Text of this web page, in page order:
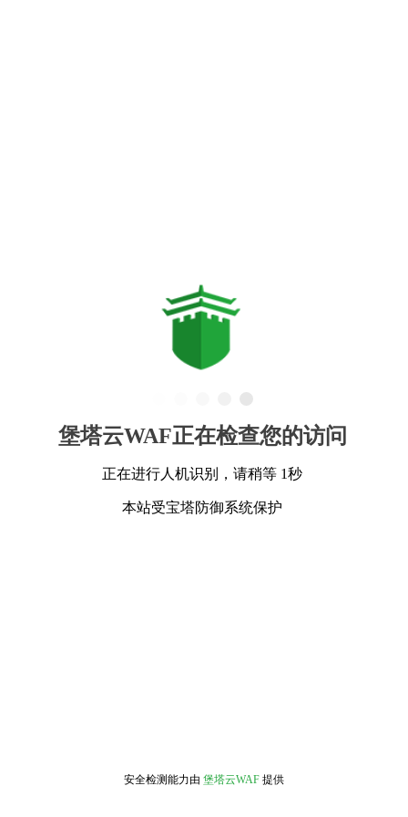
堡塔云WAF正在检查您的访问
正在进行人机识别，请稍等 1秒
本站受宝塔防御系统保护
安全检测能力由 堡塔云WAF 提供